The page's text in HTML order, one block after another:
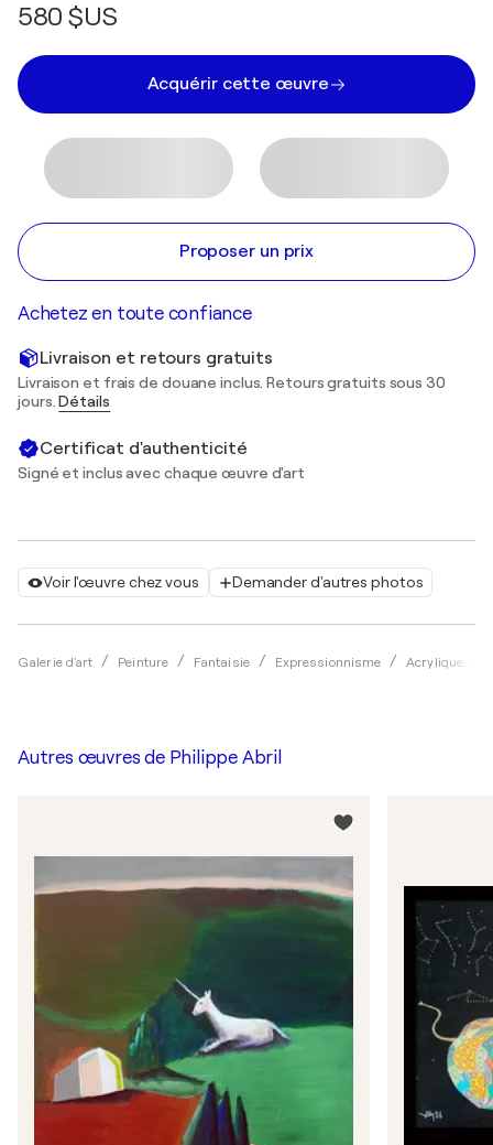
Voir l'œuvre chez vous Demander d'autres photos
Galerie d'art Peinture Fantaisie Expressionnisme Acrylique
580 $US
Acquérir cette œuvre
Proposer un prix
Achetez en toute confiance
Livraison et retours gratuits
Livraison et frais de douane inclus. Retours gratuits sous 30
jours.Détails
Certificat d'authenticité
Signé et inclus avec chaque œuvre d'art
Autres œuvres de Philippe Abril